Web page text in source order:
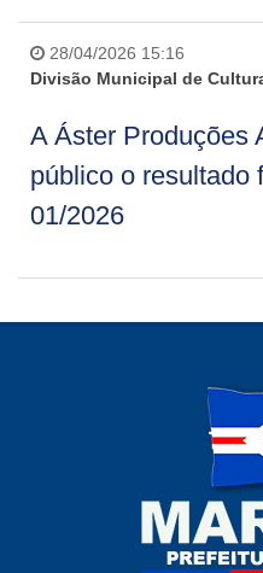
28/04/2026 15:16
Divisão Municipal de
A Áster Produções
público o resultado
01/2026